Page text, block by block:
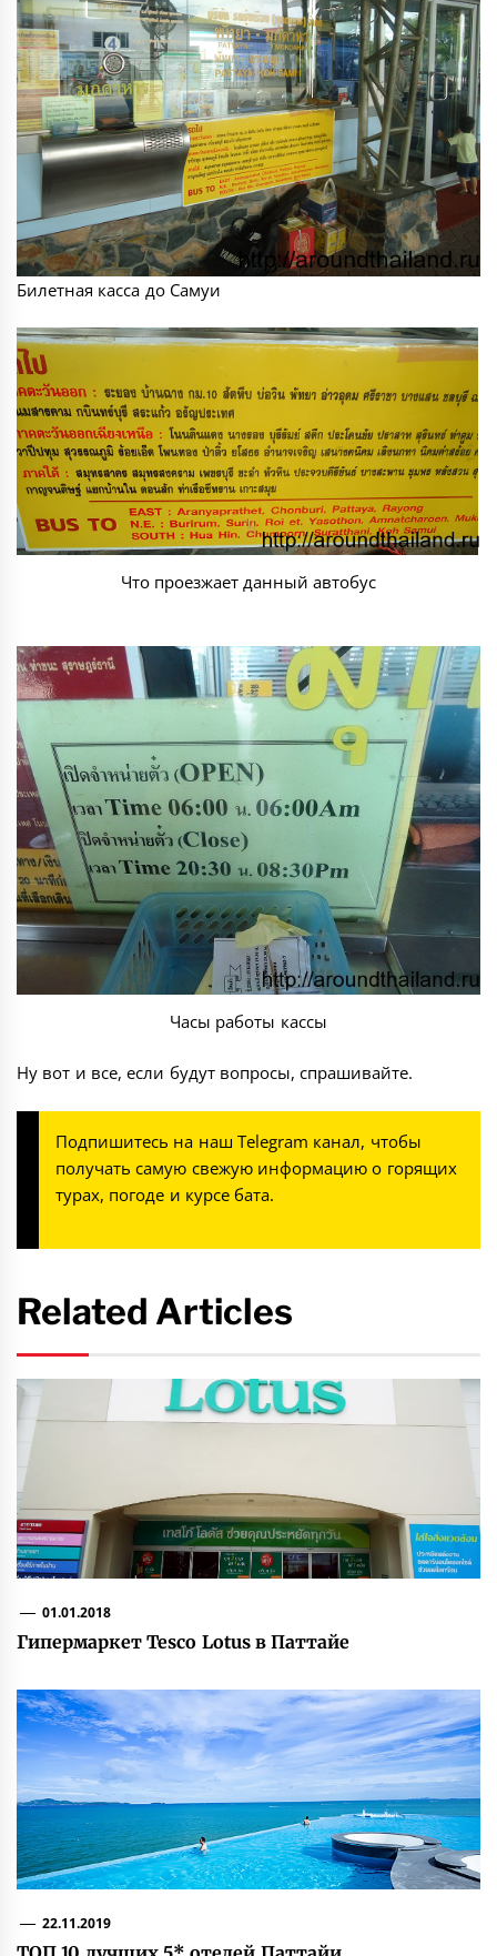
Билетная касса до Самуи
Что проезжает данный автобус
Часы работы кассы
Ну вот и все, если будут вопросы, спрашивайте.
Подпишитесь на наш Telegram канал, чтобы
получать самую свежую информацию о горящих
турах, погоде и курсе бата.
Related Articles
01.01.2018
Гипермаркет Tesco Lotus в Паттайе
22.11.2019